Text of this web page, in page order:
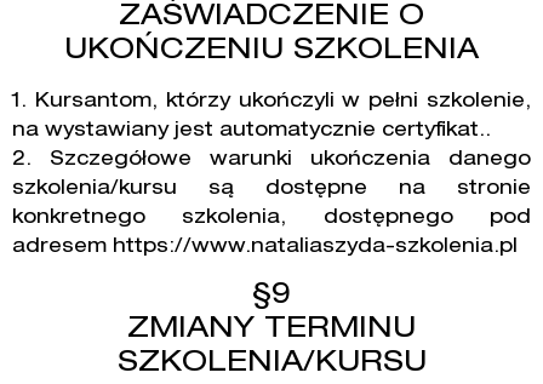
ZAŚWIADCZENIE O
UKOŃCZENIU SZKOLENIA
1. Kursantom, którzy ukończyli w pełni szkolenie,
na wystawiany jest automatycznie certyfikat..
2. Szczegółowe warunki ukończenia danego
szkolenia/kursu są dostępne na stronie
konkretnego szkolenia, dostępnego pod
adresem https://www.nataliaszyda-szkolenia.pl
§9
ZMIANY TERMINU
SZKOLENIA/KURSU